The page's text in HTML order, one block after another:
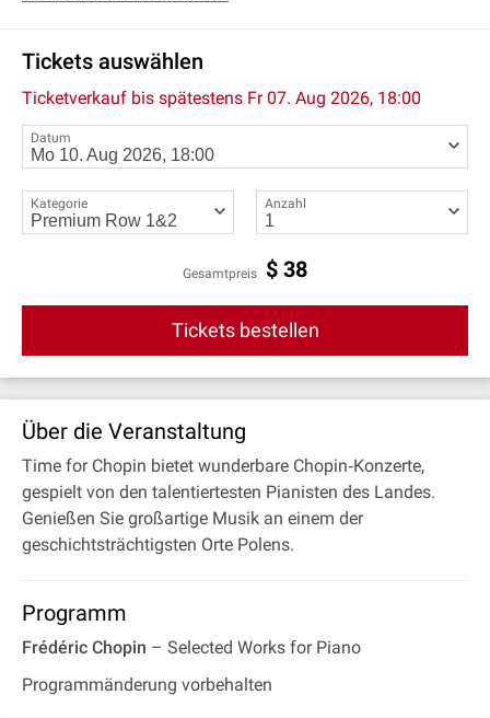
Tickets auswählen
Ticketverkauf bis spätestens Fr 07. Aug 2026, 18:00
Datum
Kategorie Anzahl
Gesamtpreis $ 38
Tickets bestellen
Über die Veranstaltung
Time for Chopin bietet wunderbare Chopin‐Konzerte,
gespielt von den talentiertesten Pianisten des Landes.
Genießen Sie großartige Musik an einem der
geschichtsträchtigsten Orte Polens.
Programm
Frédéric Chopin – Selected Works for Piano
Programmänderung vorbehalten